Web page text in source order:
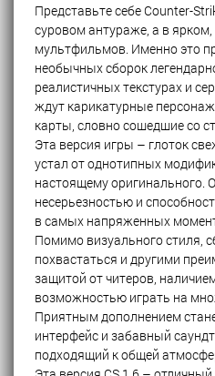
Представьте себе Counter-
суровом антураже, а в
мультфильмов. Именно это
необычных сборок
реалистичных текстурах и
ждут карикатурные
карты, словно сошедшие со
Эта версия игры – глоток
устал от однотипных
настоящему оригинального.
несерьезностью и
в самых напряженных
Помимо визуального стиля,
похвастаться и другими
защитой от читеров,
возможностью играть на
Приятным дополнением
интерфейс и забавный
подходящий к общей